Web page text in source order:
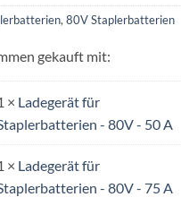
, 80V Staplerbatterien
gekauft mit:
× Ladegerät für
- 80V - 50 A
× Ladegerät für
- 80V - 75 A